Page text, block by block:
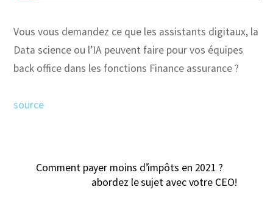
Vous vous demandez ce que les assistants digitaux, la
Data science ou l’IA peuvent faire pour vos équipes
back office dans les fonctions Finance assurance ?
source
Comment payer moins d’impôts en 2021 ?
abordez le sujet avec votre CEO!